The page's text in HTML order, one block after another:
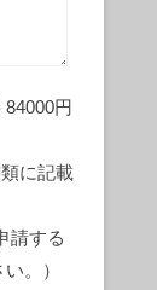
円
に記載
請する
。）